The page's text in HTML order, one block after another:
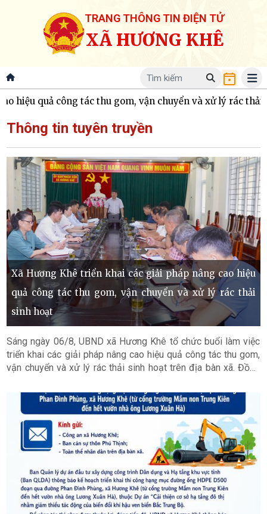
TRANG THÔNG TIN ĐIỆN TỬ
XÃ HƯƠNG KHÊ
quả công tác thu gom, vận chuyển và xử lý rác thải sinh
Thông tin tuyên truyền
Xã Hương Khê triển khai các giải pháp nâng cao hiệu
quả công tác thu gom, vận chuyển và xử lý rác thải
sinh hoạt
Sáng ngày 06/8, UBND xã Hương Khê tổ chức buổi làm việc
triển khai các giải pháp nâng cao hiệu quả công tác thu gom,
vận chuyển và xử lý rác thải sinh hoạt trên địa bàn xã. Đồng